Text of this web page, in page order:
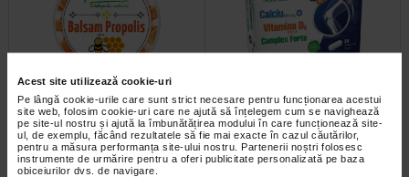
Acest site utilizează cookie-uri
Pe lângă cookie-urile care sunt strict necesare pentru funcționarea acestui
site web, folosim cookie-uri care ne ajută să înțelegem cum se navighează
pe site-ul nostru și ajută la îmbunătățirea modului în care funcționează site-
ul, de exemplu, făcând rezultatele să fie mai exacte în cazul căutărilor,
pentru a măsura performanța site-ului nostru. Partenerii noștri folosesc
instrumente de urmărire pentru a oferi publicitate personalizată pe baza
obiceiurilor dvs. de navigare.
Balsam Propolis, 20 g,
NATURALIS
Naturalis Balsam cu Propolis este
un unguent cu textura fina, cu
Calciu + Vitamina D3 Complex
Forte, 30 comprimate…
Naturalis Calciu cu Vitamina D3